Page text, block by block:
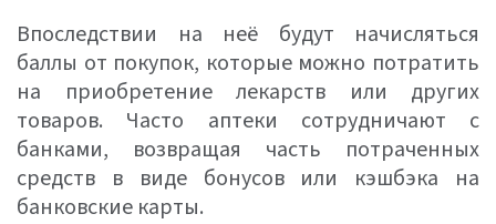
Впоследствии на неё будут начисляться
баллы от покупок, которые можно потратить
на приобретение лекарств или других
товаров. Часто аптеки сотрудничают с
банками, возвращая часть потраченных
средств в виде бонусов или кэшбэка на
банковские карты.